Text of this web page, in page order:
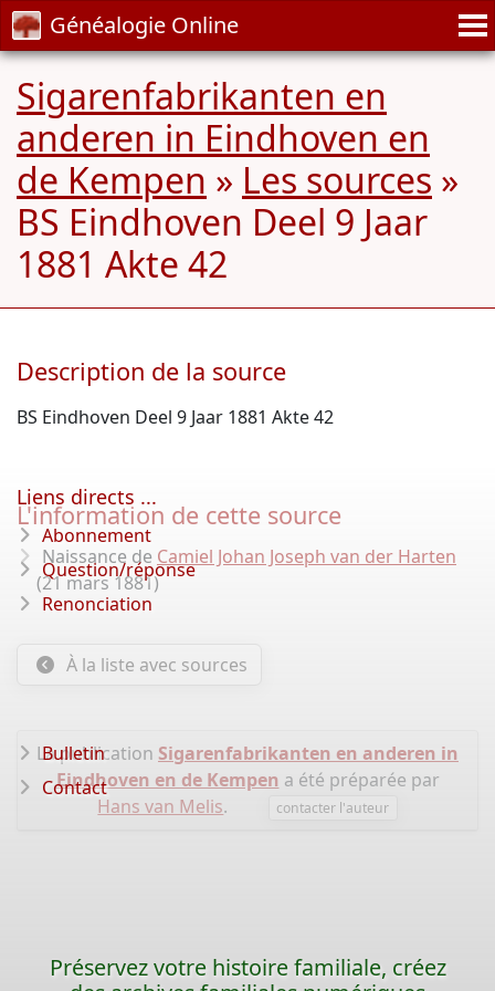
Généalogie Online
Sigarenfabrikanten en
anderen in Eindhoven en
de Kempen » Les sources »
BS Eindhoven Deel 9 Jaar
1881 Akte 42
Description de la source
BS Eindhoven Deel 9 Jaar 1881 Akte 42
L'information de cette source
Naissance de Camiel Johan Joseph van der Harten
(21 mars 1881)
À la liste avec sources
La publication Sigarenfabrikanten en anderen in
Eindhoven en de Kempen a été préparée par
Hans van Melis. contacter l'auteur
Liens directs ...
Abonnement
Question/réponse
Renonciation
Bulletin
Contact
Préservez votre histoire familiale, créez